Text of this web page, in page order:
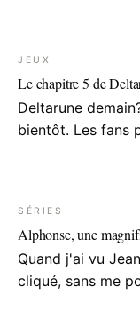
JEUX
Le chapitre 5 de
Deltarune
bientôt. Les fans
SÉRIES
Alphonse, une
Quand j'ai vu
cliqué, sans me